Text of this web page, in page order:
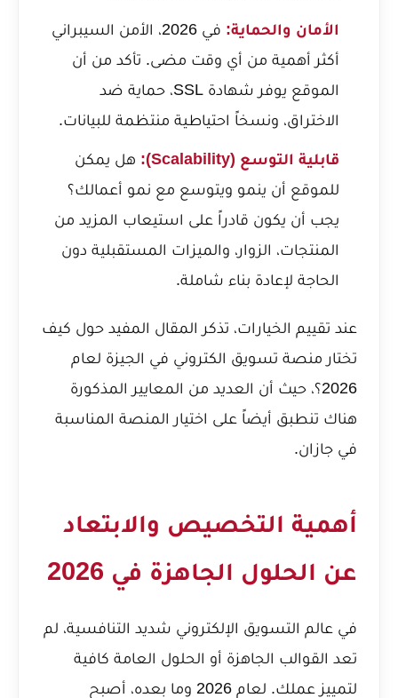
الأمان والحماية:
في 2026، الأمن السيبراني
أكثر أهمية من أي وقت مضى. تأكد من أن
الموقع يوفر شهادة SSL، حماية ضد
الاختراق، ونسخاً احتياطية منتظمة للبيانات.
قابلية التوسع (Scalability):
هل يمكن
للموقع أن ينمو ويتوسع مع نمو أعمالك؟
يجب أن يكون قادراً على استيعاب المزيد من
المنتجات، الزوار، والميزات المستقبلية دون
الحاجة لإعادة بناء شاملة.
عند تقييم الخيارات، تذكر المقال المفيد حول كيف
تختار منصة تسويق الكتروني في الجيزة لعام
2026؟ ، حيث أن العديد من المعايير المذكورة
هناك تنطبق أيضاً على اختيار المنصة المناسبة
في جازان.
أهمية التخصيص والابتعاد
عن الحلول الجاهزة في 2026
في عالم التسويق الإلكتروني شديد التنافسية، لم
تعد القوالب الجاهزة أو الحلول العامة كافية
لتمييز عملك. لعام 2026 وما بعده، أصبح